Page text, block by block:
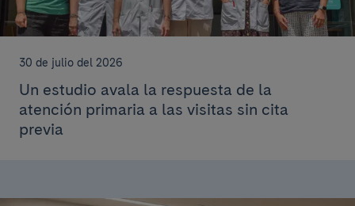
30 de julio del 2026
Un estudio avala la respuesta de la
atención primaria a las visitas sin cita
previa